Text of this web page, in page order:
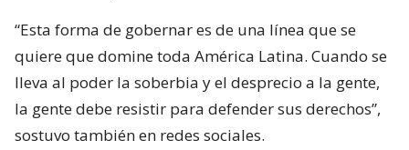
“Esta forma de gobernar es de una línea que se
quiere que domine toda América Latina. Cuando se
lleva al poder la soberbia y el desprecio a la gente,
la gente debe resistir para defender sus derechos”,
sostuvo también en redes sociales.